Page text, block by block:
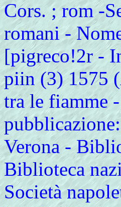
Cors. ; rom -
romani -
[pigreco!2r -
piin (3) 1575
tra le fiamme
Verona -
Biblioteca
Società